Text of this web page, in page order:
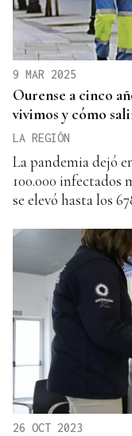
9 MAR 2025
Ourense a cinco
vivimos y cómo
LA REGIÓN
La pandemia dejó
100.000 infectados
se elevó hasta los
26 OCT 2023